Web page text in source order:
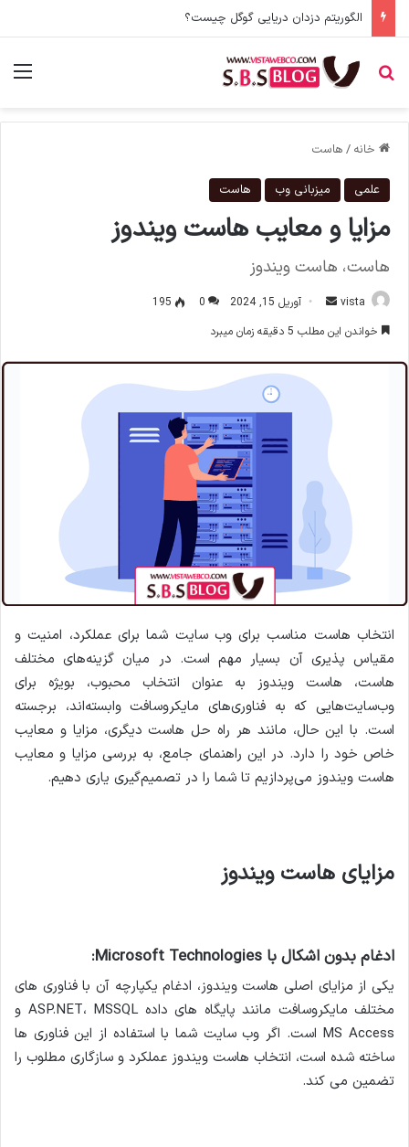
جستجو برای
خانه / هاست
علمی میزبانی وب هاست
مزایا و معایب هاست ویندوز
هاست، هاست ویندوز
vista
ا
ل
آوریل 15, 2024 0
195
خواندن این مطلب 5 دقیقه زمان میبرد
انتخاب هاست مناسب برای وب سایت شما برای عملکرد، امنیت و
مقیاس پذیری آن بسیار مهم است. در میان گزینه‌های مختلف
هاست، هاست ویندوز به عنوان انتخاب محبوب، بویژه برای
وب‌سایت‌هایی که به فناوری‌های مایکروسافت وابسته‌اند، برجسته
است. با این حال، مانند هر راه حل هاست دیگری، مزایا و معایب
خاص خود را دارد. در این راهنمای جامع، به بررسی مزایا و معایب
هاست ویندوز می‌پردازیم تا شما را در تصمیم‌گیری یاری دهیم.
مزایای هاست ویندوز
ادغام بدون اشکال با Microsoft Technologies:
یکی از مزایای اصلی هاست ویندوز، ادغام یکپارچه آن با فناوری های
مختلف مایکروسافت مانند پایگاه های داده ASP.NET، MSSQL و
MS Access است. اگر وب سایت شما با استفاده از این فناوری ها
ساخته شده است، انتخاب هاست ویندوز عملکرد و سازگاری مطلوب را
تضمین می کند.